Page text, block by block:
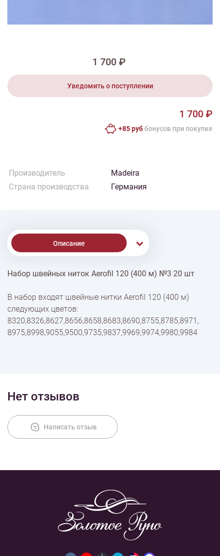
1 700 ₽
Уведомить о поступлении
1 700 ₽
+85 руббонусов при покупке
Производитель
Madeira
Страна производства
Германия
Описание
% Скидки
Доставка
Набор швейных ниток Aerofil 120 (400 м) №3 20 шт
В набор входят швейные нитки Aerofil 120 (400 м)
следующих цветов:
8320,8326,8627,8656,8658,8683,8690,8755,8785,8971,
8975,8998,9055,9500,9735,9837,9969,9974,9980,9984
Нет отзывов
Написать отзыв